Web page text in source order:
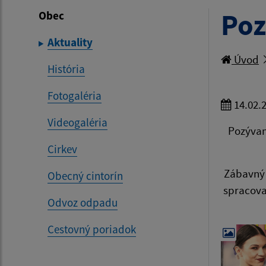
Obec
Aktuality
História
Fotogaléria
Videogaléria
Cirkev
Obecný cintorín
Odvoz odpadu
Cestovný poriadok
Úvod